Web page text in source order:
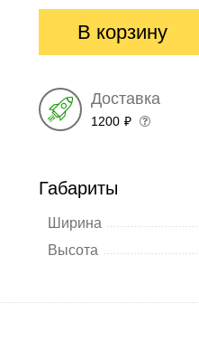
В корзину
Доставка
1200 ₽
Габариты
Ширина
Высота